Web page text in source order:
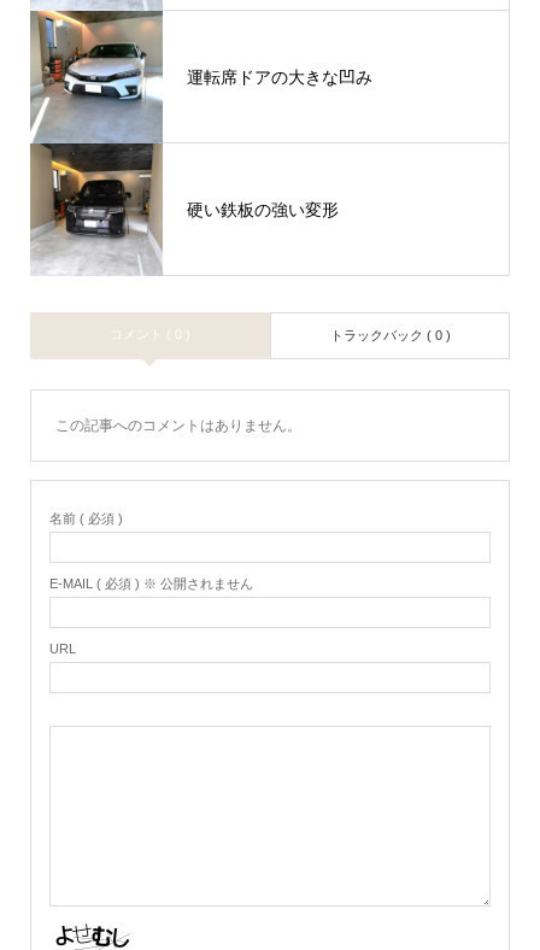
運転席ドアの大きな凹み
硬い鉄板の強い変形
コメント ( 0 ) トラックバック ( 0 )
この記事へのコメントはありません。
名前 ( 必須 )
E-MAIL ( 必須 ) ※ 公開されません
URL